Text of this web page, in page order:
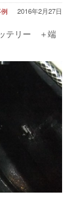
2016年2月27日
テリー ＋端